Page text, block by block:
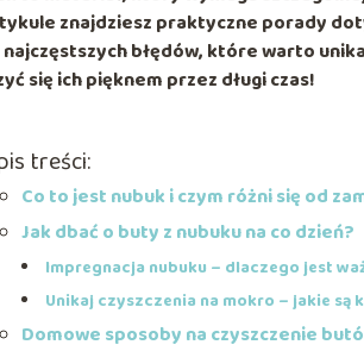
znajdziesz praktyczne porady
błędów, które warto
się ich pięknem przez długi czas!
treści:
Co to jest nubuk i czym różni się od
Jak dbać o buty z nubuku na co dzień?
Impregnacja nubuku – dlaczego jest
Unikaj czyszczenia na mokro – jakie są
Domowe sposoby na czyszczenie